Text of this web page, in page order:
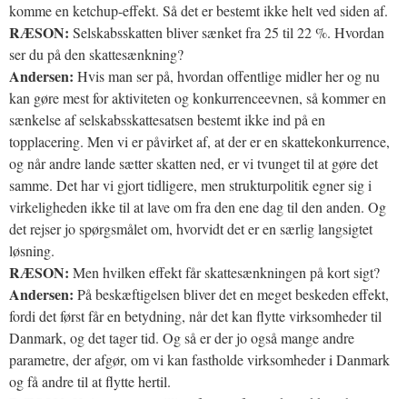
komme en ketchup-effekt. Så det er bestemt ikke helt ved siden af.
RÆSON: Selskabsskatten bliver sænket fra 25 til 22 %. Hvordan
ser du på den skattesænkning?
Andersen: Hvis man ser på, hvordan offentlige midler her og nu
kan gøre mest for aktiviteten og konkurrenceevnen, så kommer en
sænkelse af selskabsskattesatsen bestemt ikke ind på en
topplacering. Men vi er påvirket af, at der er en skattekonkurrence,
og når andre lande sætter skatten ned, er vi tvunget til at gøre det
samme. Det har vi gjort tidligere, men strukturpolitik egner sig i
virkeligheden ikke til at lave om fra den ene dag til den anden. Og
det rejser jo spørgsmålet om, hvorvidt det er en særlig langsigtet
løsning.
RÆSON: Men hvilken effekt får skattesænkningen på kort sigt?
Andersen: På beskæftigelsen bliver det en meget beskeden effekt,
fordi det først får en betydning, når det kan flytte virksomheder til
Danmark, og det tager tid. Og så er der jo også mange andre
parametre, der afgør, om vi kan fastholde virksomheder i Danmark
og få andre til at flytte hertil.